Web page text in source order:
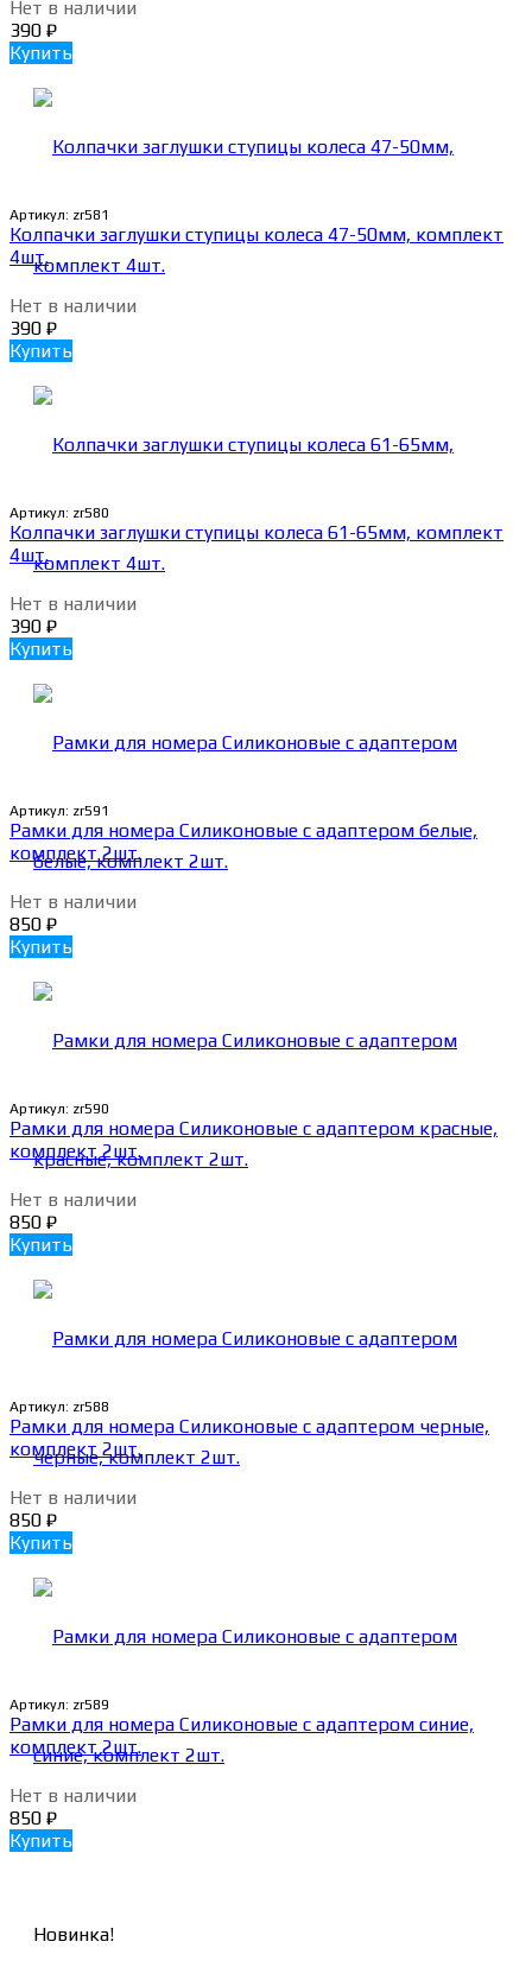
Нет в наличии
390 ₽
Купить
Артикул: zr581
Колпачки заглушки ступицы колеса 47-50мм, комплект
4шт.
Нет в наличии
390 ₽
Купить
Артикул: zr580
Колпачки заглушки ступицы колеса 61-65мм, комплект
4шт.
Нет в наличии
390 ₽
Купить
Артикул: zr591
Рамки для номера Силиконовые с адаптером белые,
комплект 2шт.
Нет в наличии
850 ₽
Купить
Артикул: zr590
Рамки для номера Силиконовые с адаптером красные,
комплект 2шт.
Нет в наличии
850 ₽
Купить
Артикул: zr588
Рамки для номера Силиконовые с адаптером черные,
комплект 2шт.
Нет в наличии
850 ₽
Купить
Артикул: zr589
Рамки для номера Силиконовые с адаптером синие,
комплект 2шт.
Нет в наличии
850 ₽
Купить
Новинка!